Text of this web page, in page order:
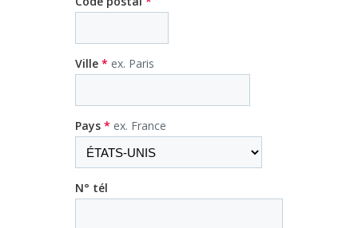
Ville * ex. Paris
Pays * ex. France
N° tél